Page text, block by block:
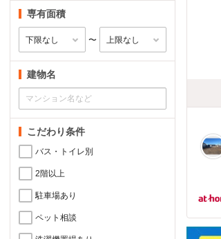
専有面積
〜
建物名
こだわり条件
バス・トイレ別
2階以上
駐車場あり
ペット相談